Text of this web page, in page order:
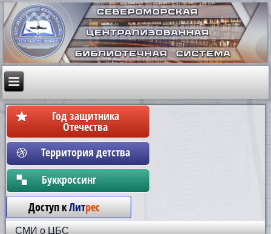
Год защитника
Отечества
Территория детства
Бyккpoccинг
Доступ кЛитрес
СМИ о ЦБС